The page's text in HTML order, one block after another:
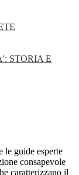
STORIA E
le guide esperte
consapevole
caratterizzano il